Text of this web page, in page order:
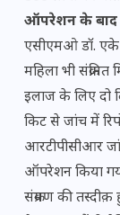
ऑपरेशन के बाद
एसीएमओ डॉ. एके
महिला भी
इलाज के लिए दो
किट से जांच में
आरटीपीसीआर
ऑपरेशन किया
संक्रमण की